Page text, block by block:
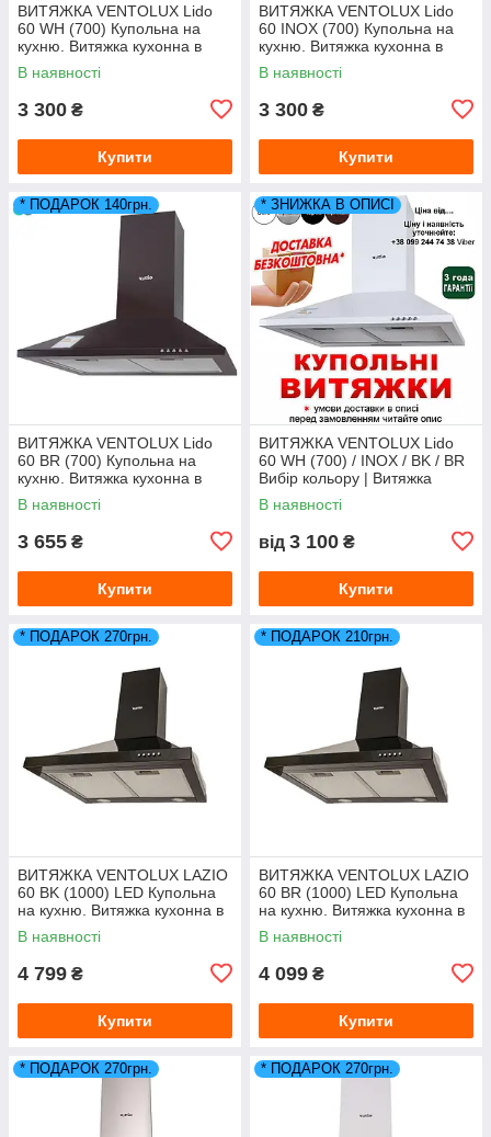
ВИТЯЖКА VENTOLUX Lido
60 WH (700) Купольна на
кухню. Витяжка кухонна в
Україні. *ЗНИЖКА В ОПИСІ.
В наявності
3 300 ₴
Купити
ВИТЯЖКА VENTOLUX Lido
60 INOX (700) Купольна на
кухню. Витяжка кухонна в
Україні. *ЗНИЖКА В ОПИСІ.
В наявності
3 300 ₴
Купити
* ПОДАРОК 140грн.
ВИТЯЖКА VENTOLUX Lido
60 BR (700) Купольна на
кухню. Витяжка кухонна в
Україні. *ЗНИЖКА В ОПИСІ.
В наявності
3 655 ₴
Купити
* ЗНИЖКА В ОПИСІ
ВИТЯЖКА VENTOLUX Lido
60 WH (700) / INOX / BK / BR
Вибір кольору | Витяжка
кухонна Вентолюкс Купольна
для кухні
В наявності
від 3 100 ₴
Купити
* ПОДАРОК 270грн.
ВИТЯЖКА VENTOLUX LAZIO
60 BK (1000) LED Купольна
на кухню. Витяжка кухонна в
Україні. *ЗНИЖКА В ОПИСІ.
В наявності
4 799 ₴
Купити
* ПОДАРОК 210грн.
ВИТЯЖКА VENTOLUX LAZIO
60 BR (1000) LED Купольна
на кухню. Витяжка кухонна в
Україні. *ЗНИЖКА В ОПИСІ.
В наявності
4 099 ₴
Купити
* ПОДАРОК 270грн. * ПОДАРОК 270грн.